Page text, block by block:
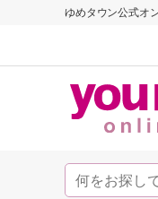
ゆめタウン公式オ